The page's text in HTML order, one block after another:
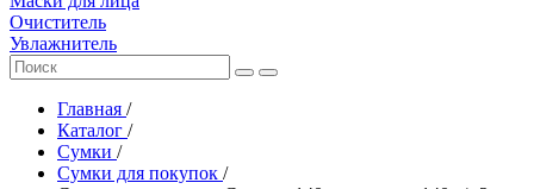
Очиститель
Увлажнитель
Главная /
Каталог /
Сумки /
Сумки для покупок /